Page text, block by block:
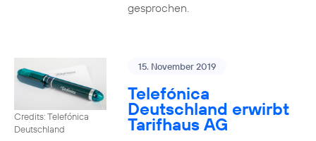
gesprochen.
Credits: Telefónica
Deutschland
15. November 2019
Telefónica
Deutschland erwirbt
Tarifhaus AG